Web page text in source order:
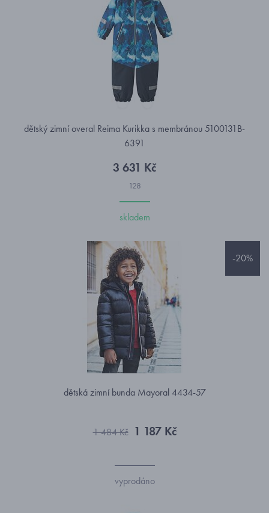
dětský zimní overal Reima Kurikka s membránou 5100131B-
6391
3 631 Kč
128
skladem
-20%
dětská zimní bunda Mayoral 4434-57
1 484 Kč 1 187 Kč
vyprodáno